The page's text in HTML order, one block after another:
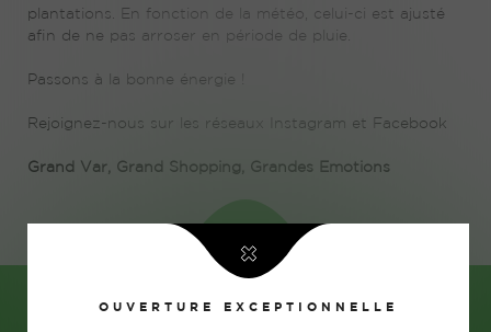
OUVERTURE EXCEPTIONNELLE
plantations. En fonction de la météo, celui-ci est ajusté
afin de ne pas arroser en période de pluie.
Passons à la bonne énergie !
Rejoignez-nous sur les réseaux Instagram et Facebook
Grand Var, Grand Shopping, Grandes Emotions